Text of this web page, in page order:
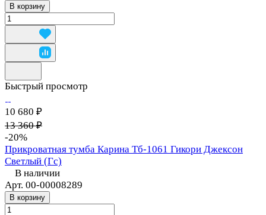
В корзину
Быстрый просмотр
10 680 ₽
13 360 ₽
-20%
Прикроватная тумба Карина Тб-1061 Гикори Джексон
Светлый (Гс)
В наличии
Арт. 00-00008289
В корзину